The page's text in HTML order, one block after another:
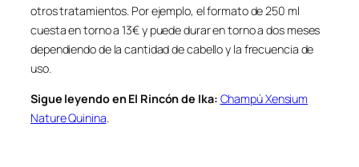
otros tratamientos. Por ejemplo, el formato de 250 ml
cuesta en torno a 13€ y puede durar en torno a dos meses
dependiendo de la cantidad de cabello y la frecuencia de
uso.
Sigue leyendo en El Rincón de Ika: Champú Xensium
Nature Quinina.